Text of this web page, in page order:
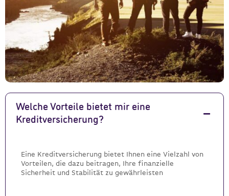
Welche Vorteile bietet mir eine
Kreditversicherung?
Eine Kreditversicherung bietet Ihnen eine Vielzahl von
Vorteilen, die dazu beitragen, Ihre finanzielle
Sicherheit und Stabilität zu gewährleisten